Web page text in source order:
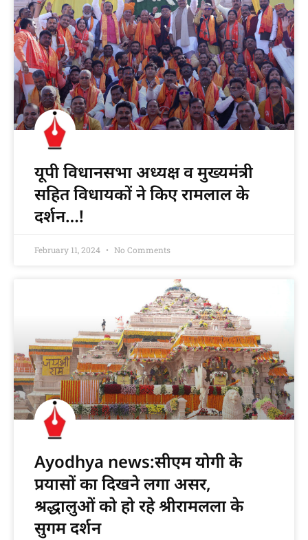
यूपी विधानसभा अध्यक्ष व मुख्यमंत्री
सहित विधायकों ने किए रामलाल के
दर्शन…!
February 11, 2024 No Comments
Ayodhya news:सीएम योगी के
प्रयासों का दिखने लगा असर,
श्रद्धालुओं को हो रहे श्रीरामलला के
सुगम दर्शन